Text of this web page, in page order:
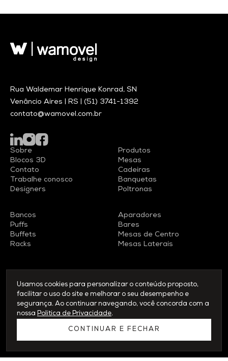
Usamos cookies para personalizar o conteúdo proposto,
facilitar o uso do site e melhorar o seu desempenho e
segurança. Ao continuar navegando, você concorda com a
nossa Política de Privacidade.
CONTINUAR E FECHAR
Rua Waldemar Henrique Konrad, SN
Venâncio Aires | RS | (51) 3741-1392
contato@wamovel.com.br
Sobre
Blocos 3D
Contato
Trabalhe conosco
Designers
Produtos
Mesas
Cadeiras
Banquetas
Poltronas
Bancos
Puffs
Buffets
Racks
Aparadores
Bares
Mesas de Centro
Mesas Laterais
© 2026 WAMOVEL - Todos os direitos reservados
Política de Privacidade
Desenvolvido por Orgã & LM.